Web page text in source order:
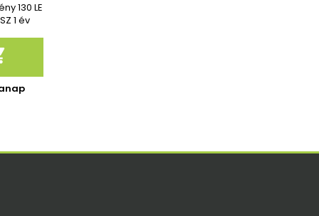
130 LE
1 év